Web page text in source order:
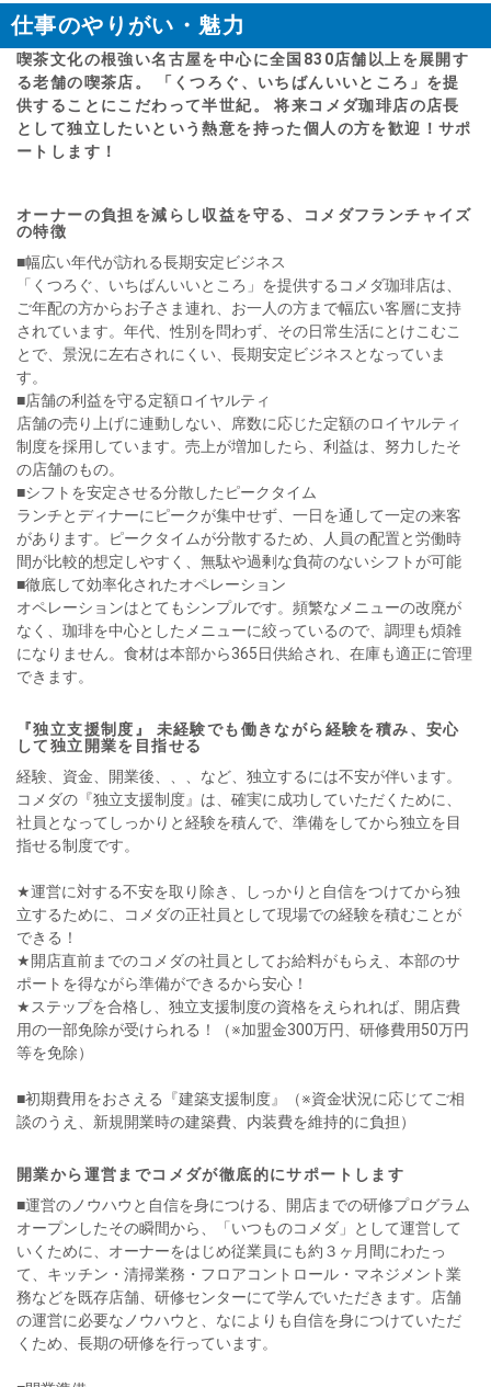
仕事のやりがい・魅力
喫茶文化の根強い名古屋を中心に全国830店舗以上を展開す
る老舗の喫茶店。 「くつろぐ、いちばんいいところ」を提
供することにこだわって半世紀。 将来コメダ珈琲店の店長
として独立したいという熱意を持った個人の方を歓迎！サポ
ートします！
オーナーの負担を減らし収益を守る、コメダフランチャイズ
の特徴
■幅広い年代が訪れる長期安定ビジネス
「くつろぐ、いちばんいいところ」を提供するコメダ珈琲店は、
ご年配の方からお子さま連れ、お一人の方まで幅広い客層に支持
されています。年代、性別を問わず、その日常生活にとけこむこ
とで、景況に左右されにくい、長期安定ビジネスとなっていま
す。
■店舗の利益を守る定額ロイヤルティ
店舗の売り上げに連動しない、席数に応じた定額のロイヤルティ
制度を採用しています。売上が増加したら、利益は、努力したそ
の店舗のもの。
■シフトを安定させる分散したピークタイム
ランチとディナーにピークが集中せず、一日を通して一定の来客
があります。ピークタイムが分散するため、人員の配置と労働時
間が比較的想定しやすく、無駄や過剰な負荷のないシフトが可能
■徹底して効率化されたオペレーション
オペレーションはとてもシンプルです。頻繁なメニューの改廃が
なく、珈琲を中心としたメニューに絞っているので、調理も煩雑
になりません。食材は本部から365日供給され、在庫も適正に管理
できます。
『独立支援制度』 未経験でも働きながら経験を積み、安心
して独立開業を目指せる
経験、資金、開業後、、、など、独立するには不安が伴います。
コメダの『独立支援制度』は、確実に成功していただくために、
社員となってしっかりと経験を積んで、準備をしてから独立を目
指せる制度です。
★運営に対する不安を取り除き、しっかりと自信をつけてから独
立するために、コメダの正社員として現場での経験を積むことが
できる！
★開店直前までのコメダの社員としてお給料がもらえ、本部のサ
ポートを得ながら準備ができるから安心！
★ステップを合格し、独立支援制度の資格をえられれば、開店費
用の一部免除が受けられる！（※加盟金300万円、研修費用50万円
等を免除）
■初期費用をおさえる『建築支援制度』（※資金状況に応じてご相
談のうえ、新規開業時の建築費、内装費を維持的に負担）
開業から運営までコメダが徹底的にサポートします
■運営のノウハウと自信を身につける、開店までの研修プログラム
オープンしたその瞬間から、「いつものコメダ」として運営して
いくために、オーナーをはじめ従業員にも約３ヶ月間にわたっ
て、キッチン・清掃業務・フロアコントロール・マネジメント業
務などを既存店舗、研修センターにて学んでいただきます。店舗
の運営に必要なノウハウと、なによりも自信を身につけていただ
くため、長期の研修を行っています。